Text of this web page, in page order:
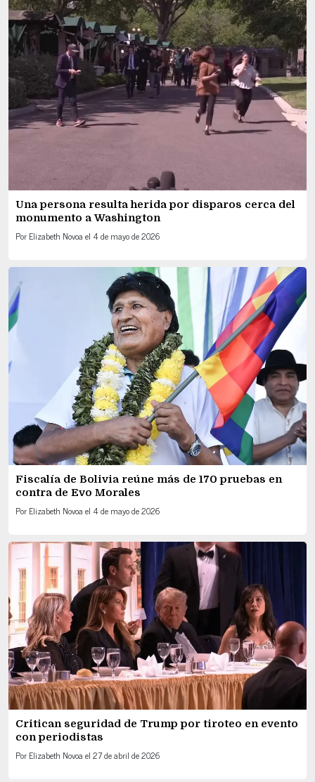
Una persona resulta herida por disparos cerca del
monumento a Washington
Por Elizabeth Novoa el 4 de mayo de 2026
Fiscalía de Bolivia reúne más de 170 pruebas en
contra de Evo Morales
Por Elizabeth Novoa el 4 de mayo de 2026
Critican seguridad de Trump por tiroteo en evento
con periodistas
Por Elizabeth Novoa el 27 de abril de 2026